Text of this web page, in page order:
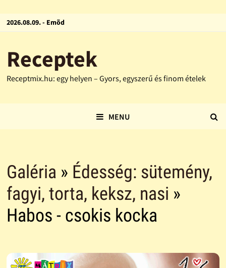
2026.08.09. - Emõd
Receptek
Receptmix.hu: egy helyen – Gyors, egyszerű és finom ételek
MENU
Galéria » Édesség: sütemény,
fagyi, torta, keksz, nasi »
Habos - csokis kocka